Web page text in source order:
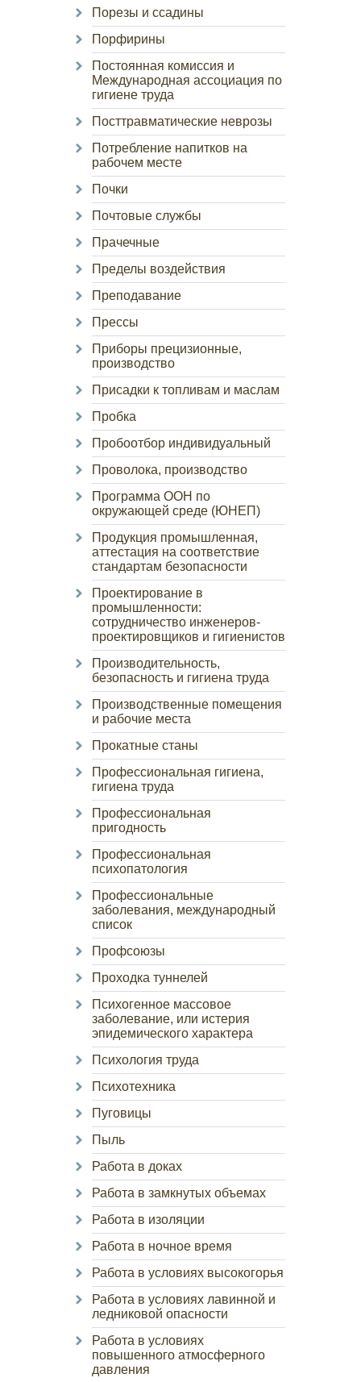
Порезы и ссадины
Порфирины
Постоянная комиссия и
Международная ассоциация по
гигиене труда
Посттравматические неврозы
Потребление напитков на
рабочем месте
Почки
Почтовые службы
Прачечные
Пределы воздействия
Преподавание
Прессы
Приборы прецизионные,
производство
Присадки к топливам и маслам
Пробка
Пробоотбор индивидуальный
Проволока, производство
Программа ООН по
окружающей среде (ЮНЕП)
Продукция промышленная,
аттестация на соответствие
стандартам безопасности
Проектирование в
промышленности:
сотрудничество инженеров-
проектировщиков и гигиенистов
Производительность,
безопасность и гигиена труда
Производственные помещения
и рабочие места
Прокатные станы
Профессиональная гигиена,
гигиена труда
Профессиональная
пригодность
Профессиональная
психопатология
Профессиональные
заболевания, международный
список
Профсоюзы
Проходка туннелей
Психогенное массовое
заболевание, или истерия
эпидемического характера
Психология труда
Психотехника
Пуговицы
Пыль
Работа в доках
Работа в замкнутых объемах
Работа в изоляции
Работа в ночное время
Работа в условиях высокогорья
Работа в условиях лавинной и
ледниковой опасности
Работа в условиях
повышенного атмосферного
давления